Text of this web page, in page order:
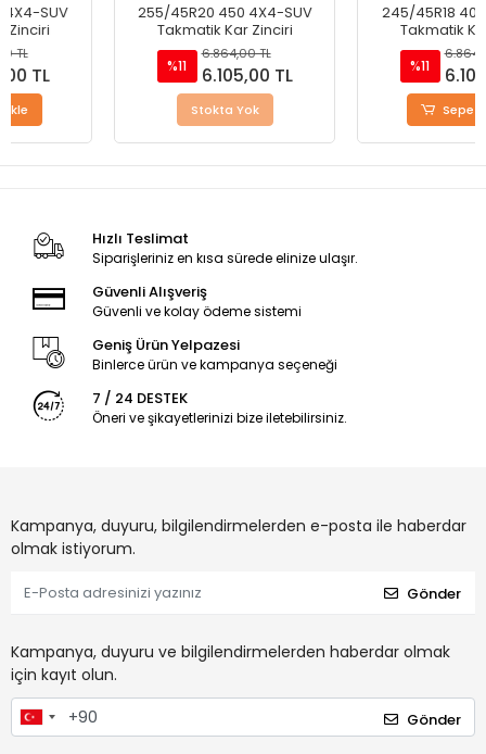
255/45R20 450 4X4-SUV
Takmatik Kar Zinciri
6.864,00 TL
6.105,00 TL
245/45R18 400 4X4-SUV
Takmatik Kar Zinciri
6.864,00 TL
6.105,00 TL
Hızlı Teslimat
Siparişleriniz en kısa sürede elinize ulaşır.
Güvenli Alışveriş
Güvenli ve kolay ödeme sistemi
Geniş Ürün Yelpazesi
Binlerce ürün ve kampanya seçeneği
7 / 24 DESTEK
Öneri ve şikayetlerinizi bize iletebilirsiniz.
Kampanya, duyuru, bilgilendirmelerden e-posta ile haberdar
olmak istiyorum.
Gönder
Kampanya, duyuru ve bilgilendirmelerden haberdar olmak
için kayıt olun.
Gönder